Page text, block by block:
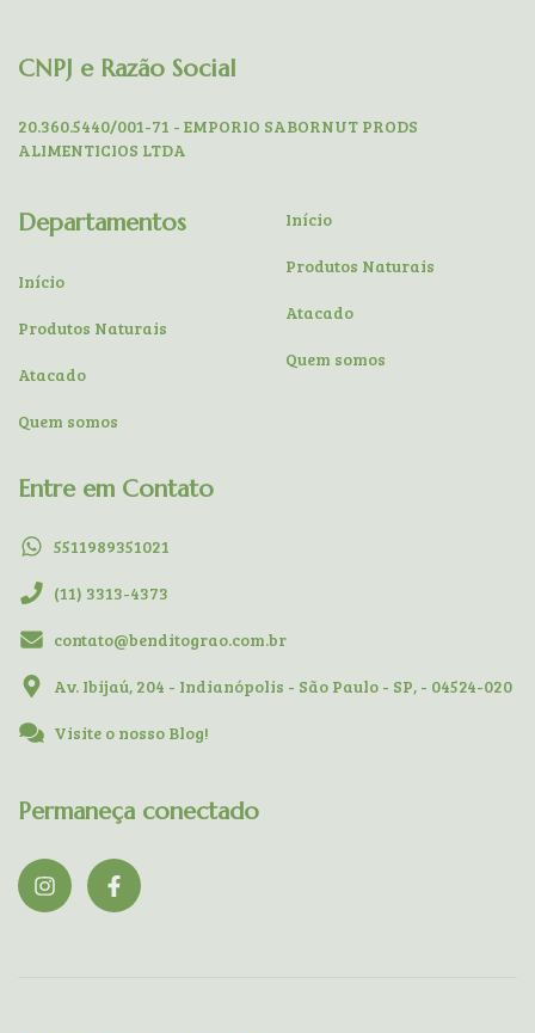
CNPJ e Razão Social
20.360.5440/001-71 - EMPORIO SABORNUT PRODS
ALIMENTICIOS LTDA
Departamentos
Início
Produtos Naturais
Atacado
Quem somos
Início
Produtos Naturais
Atacado
Quem somos
Entre em Contato
5511989351021
(11) 3313-4373
contato@benditograo.com.br
Av. Ibijaú, 204 - Indianópolis - São Paulo - SP, - 04524-020
Visite o nosso Blog!
Permaneça conectado